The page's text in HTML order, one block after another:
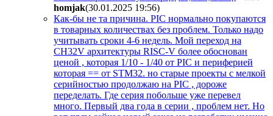
homjak(30.01.2025 19:56)
Как-бы не та причина. PIC нормально покупаются
в товарных количествах без проблем. Только надо
учитывать сроки 4-6 недель. Мой переход на
CH32V архитектуры RISC-V более обоснован
ценой , которая 1/10 - 1/40 от PIC и периферией
которая == от STM32. но старые проекты с мелкой
серийностью продолжаю на PIC , дороже
переделать. Где серия побольше уже перевел
много. Первый два года в серии , проблем нет. Но